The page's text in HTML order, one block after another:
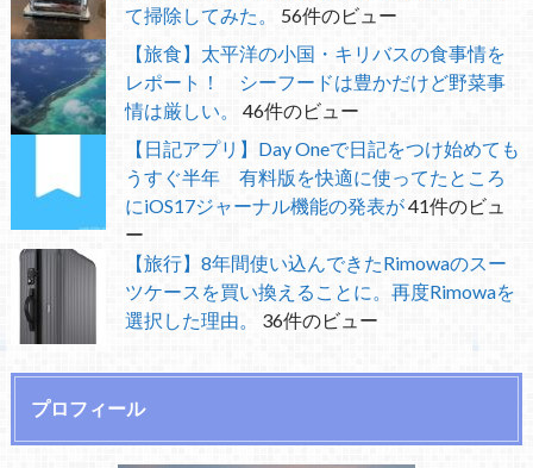
て掃除してみた。
56件のビュー
【旅食】太平洋の小国・キリバスの食事情を
レポート！ シーフードは豊かだけど野菜事
情は厳しい。
46件のビュー
【日記アプリ】Day Oneで日記をつけ始めても
うすぐ半年 有料版を快適に使ってたところ
にiOS17ジャーナル機能の発表が41件のビュ
ー
【旅行】8年間使い込んできたRimowaのスー
ツケースを買い換えることに。再度Rimowaを
選択した理由。
36件のビュー
プロフィール